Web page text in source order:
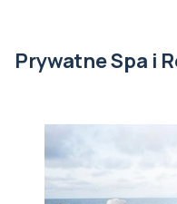
Prywatne Spa i